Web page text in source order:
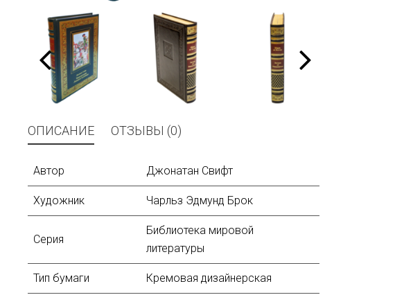
ОПИСАНИЕ ОТЗЫВЫ (0)
Автор Джонатан Свифт
Художник Чарльз Эдмунд Брок
Серия
Библиотека мировой
литературы
Тип бумаги Кремовая дизайнерская